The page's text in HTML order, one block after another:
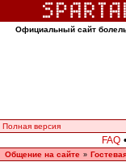
Официальный сайт
Полная версия
FAQ •
Общение на сайте »